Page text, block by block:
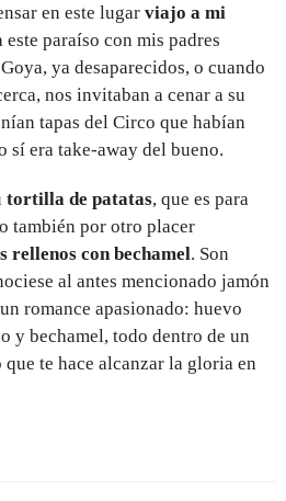
en este lugar viajo a mi
paraíso con mis padres
ya desaparecidos, o cuando
nos invitaban a cenar a su
tapas del Circo que habían
sí era take-away del bueno.
tortilla de patatas, que es para
también por otro placer
rellenos con bechamel. Son
al antes mencionado jamón
romance apasionado: huevo
y bechamel, todo dentro de un
te hace alcanzar la gloria en